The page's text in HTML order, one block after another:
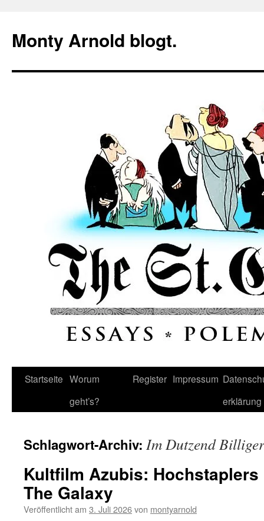
springen
Monty Arnold blogt.
Startseite Worum
geht’s?
Register Impressum
erklärung
Schlagwort-Archiv: Im Dutzend Billiger
Kultfilm Azubis:
The Galaxy
Veröffentlicht am 3. Juli 2026von montyarnold